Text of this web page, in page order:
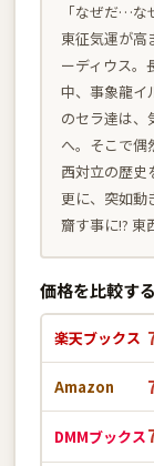
「なぜだ…な
東征気運が高
ーディウス。
中、事象龍イ
のセラ達は、
へ。そこで偶
西対立の歴
更に、突如動
齎す事に!? 東
価格を比較する
楽天ブックス
Amazon
DMMブックス